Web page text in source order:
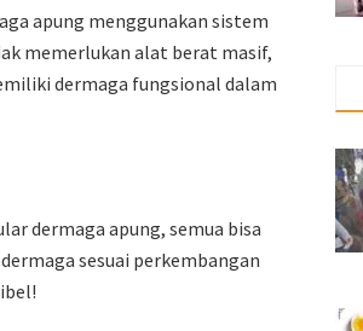
apung menggunakan sistem
memerlukan alat berat masif,
dermaga fungsional dalam
dermaga apung, semua bisa
sesuai perkembangan